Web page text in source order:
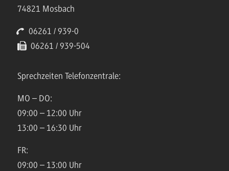
74821 Mosbach
06261 / 939-0
06261 / 939-504
Sprechzeiten Telefonzentrale:
MO – DO:
09:00 – 12:00 Uhr
13:00 – 16:30 Uhr
FR:
09:00 – 13:00 Uhr